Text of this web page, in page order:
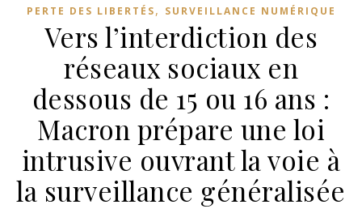
PERTE DES LIBERTÉS, SURVEILLANCE NUMÉRIQUE
Vers l’interdiction des
réseaux sociaux en
dessous de 15 ou 16 ans :
Macron prépare une loi
intrusive ouvrant la voie à
la surveillance généralisée